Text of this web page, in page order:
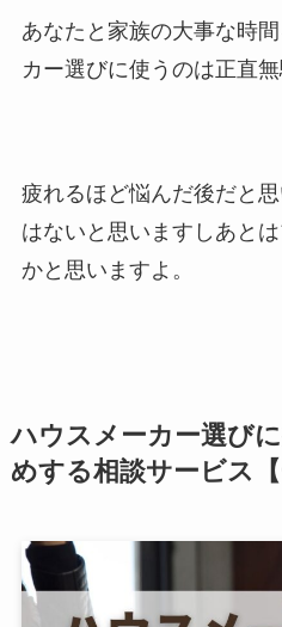
あなたと家族の大事な時
カー選びに使うのは正直無
疲れるほど悩んだ後だと
はないと思いますしあと
かと思いますよ。
ハウスメーカー選び
めする相談サービス【